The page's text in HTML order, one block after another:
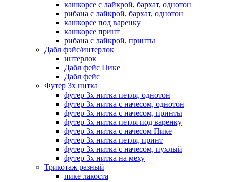
кашкорсе с лайкрой, бархат, однотон
рибана с лайкрой, бархат, однотон
кашкорсе под варенку
кашкорсе принт
рибана с лайкрой, принты
Дабл фэйс/интерлок
интерлок
Дабл фейс Пике
Дабл фейс
Футер 3х нитка
футер 3х нитка петля, однотон
футер 3х нитка с начесом, однотон
футер 3х нитка с начесом, принты
футер 3х нитка петля под варенку
футер 3х нитка с начесом Пике
футер 3х нитка петля, принт
футер 3х нитка с начесом, пухлый
футер 3х нитка на меху
Трикотаж разный
пике лакоста